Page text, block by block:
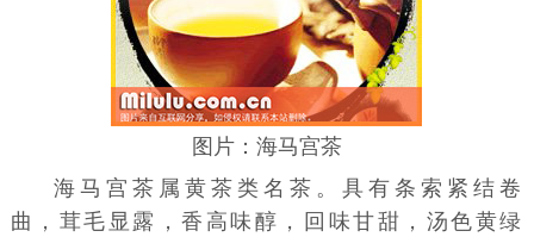
图片：海马宫茶
海马宫茶属 黄茶 类名茶。具有条索紧结卷
曲，茸毛显露，香高味醇，回味甘甜，汤色黄绿